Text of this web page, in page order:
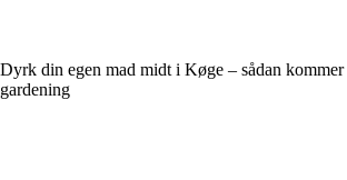
Dyrk din egen mad midt i Køge – sådan
gardening